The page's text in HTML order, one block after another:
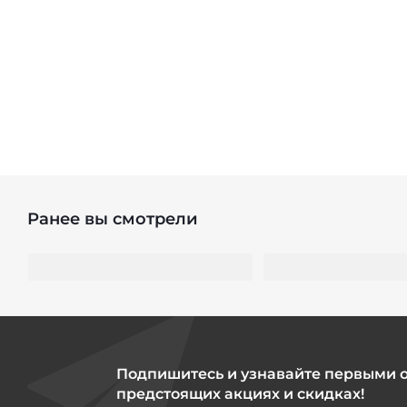
Ранее вы смотрели
Подпишитесь и узнавайте первыми
предстоящих акциях и скидках!